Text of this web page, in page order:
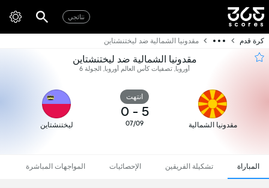
نتائجي
كرة قدم مقدونيا الشمالية ضد ليختنشتاين
مقدونيا الشمالية ضد ليختنشتاين
أوروبا, تصفيات كأس العالم أوروبا, الجولة 6
مقدونيا الشمالية
انتهت
5
-
0
07/09 ليختنشتاين
المباراة تشكيلة الفريقين الإحصائيات المواجهات المباشرة